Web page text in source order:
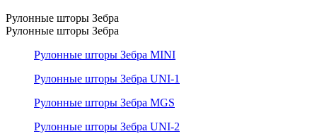
Рулонные шторы Зебра
Рулонные шторы Зебра
Рулонные шторы Зебра MINI
Рулонные шторы Зебра UNI-1
Рулонные шторы Зебра MGS
Рулонные шторы Зебра UNI-2